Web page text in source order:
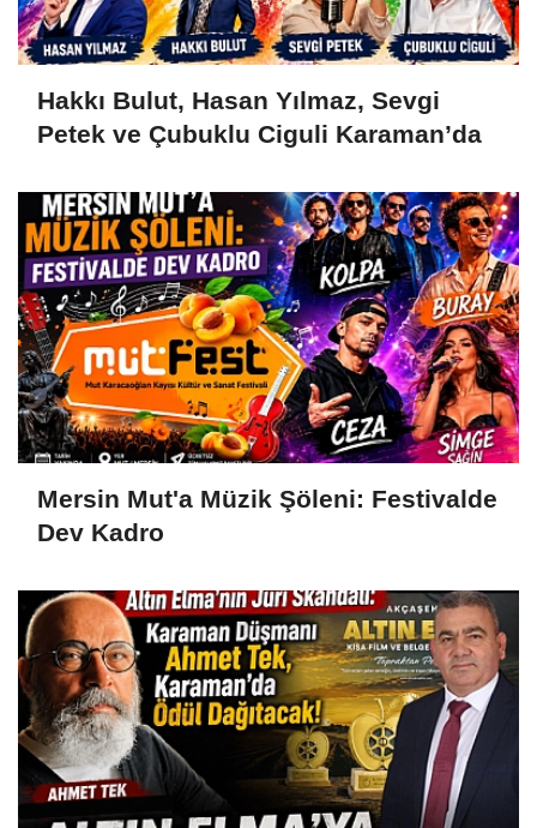
Hakkı Bulut, Hasan Yılmaz, Sevgi
Petek ve Çubuklu Ciguli Karaman’da
Mersin Mut'a Müzik Şöleni: Festivalde
Dev Kadro